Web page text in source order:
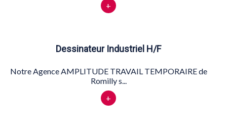
+
Dessinateur Industriel H/F
Notre Agence AMPLITUDE TRAVAIL TEMPORAIRE de
Romilly s...
+